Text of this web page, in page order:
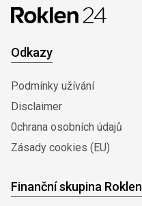
Odkazy
Podmínky užívání
Disclaimer
0chrana osobních údajů
Zásady cookies (EU)
Finanční skupina Roklen